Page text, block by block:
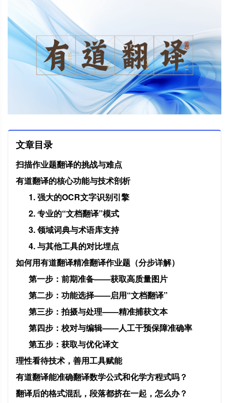
文章目录
扫描作业题翻译的挑战与难点
有道翻译的核心功能与技术剖析
1. 强大的OCR文字识别引擎
2. 专业的“文档翻译”模式
3. 领域词典与术语库支持
4. 与其他工具的对比埋点
如何用有道翻译精准翻译作业题（分步详解）
第一步：前期准备——获取高质量图片
第二步：功能选择——启用“文档翻译”
第三步：拍摄与处理——精准捕获文本
第四步：校对与编辑——人工干预保障准确率
第五步：获取与优化译文
理性看待技术，善用工具赋能
有道翻译能准确翻译数学公式和化学方程式吗？
翻译后的格式混乱，段落都挤在一起，怎么办？